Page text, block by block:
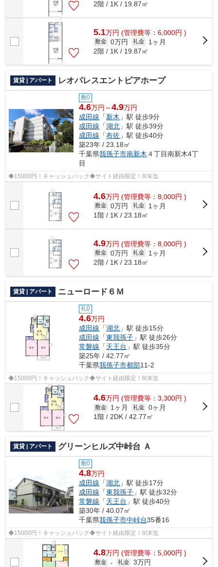
2階 / 1K / 19.87㎡
5.1万円 (管理費等：6,000円 )
敷金 0万円 礼金
1ヶ月
2階 / 1K / 19.87㎡
賃貸 | アパート レオパレスエントピアホープ
敷0
4.6万円～4.9万円
成田線 「新木 」駅 徒歩9分
成田線 「湖北 」駅 徒歩39分
成田線 「布佐 」駅 徒歩40分
築23年 / 23.18㎡
千葉県我孫子市南新木 ４丁目南新木4丁
目
◆15000円！キャッシュバック◆サイト経由限定！8/末迄
4.6万円 (管理費等：8,000円 )
敷金 0万円 礼金
1ヶ月
1階 / 1K / 23.18㎡
4.9万円 (管理費等：8,000円 )
敷金 0万円 礼金
1ヶ月
2階 / 1K / 23.18㎡
賃貸 | アパート ニューロード６Ｍ
礼0
4.6万円
成田線 「湖北 」駅 徒歩15分
成田線 「東我孫子 」駅 徒歩26分
常磐線 「天王台 」駅 徒歩35分
築25年 / 42.77㎡
千葉県我孫子市都部11-2
◆15000円！キャッシュバック◆サイト経由限定！8/末迄
4.6万円 (管理費等：3,300円 )
敷金 1ヶ月 礼金 0ヶ月
1階 / 2DK / 42.77㎡
賃貸 | アパート グリーンヒルズ中峠台 Ａ
敷0
4.8万円
成田線 「湖北 」駅 徒歩17分
成田線 「東我孫子 」駅 徒歩32分
常磐線 「天王台 」駅 徒歩40分
築30年 / 40.07㎡
千葉県我孫子市中峠台35番16
◆15000円！キャッシュバック◆サイト経由限定！8/末迄
4.8万円 (管理費等：5,000円 )
敷金 - 礼金 3万円